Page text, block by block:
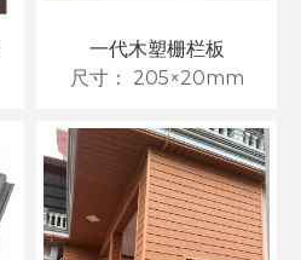
一代木塑栅栏板
尺寸：
205×20mm